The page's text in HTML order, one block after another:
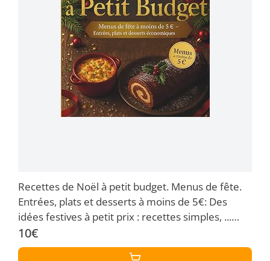
Recettes de Noël à petit budget. Menus de fête.
Entrées, plats et desserts à moins de 5€: Des
idées festives à petit prix : recettes simples, ...
tout en respectant votre porte-monnaie.
10€